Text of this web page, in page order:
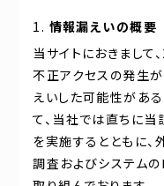
情報漏えいの概要
当サイトにおきまし
不正アクセスの発生
えいした可能性があ
て、当社では直ちに当
を実施するとともに
調査およびシステム